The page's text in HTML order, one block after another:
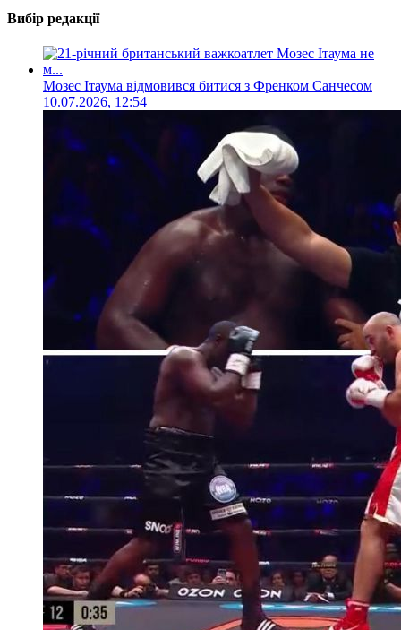
Вибір редакції
Мозес Ітаума відмовився битися з Френком Санчесом
10.07.2026, 12:54